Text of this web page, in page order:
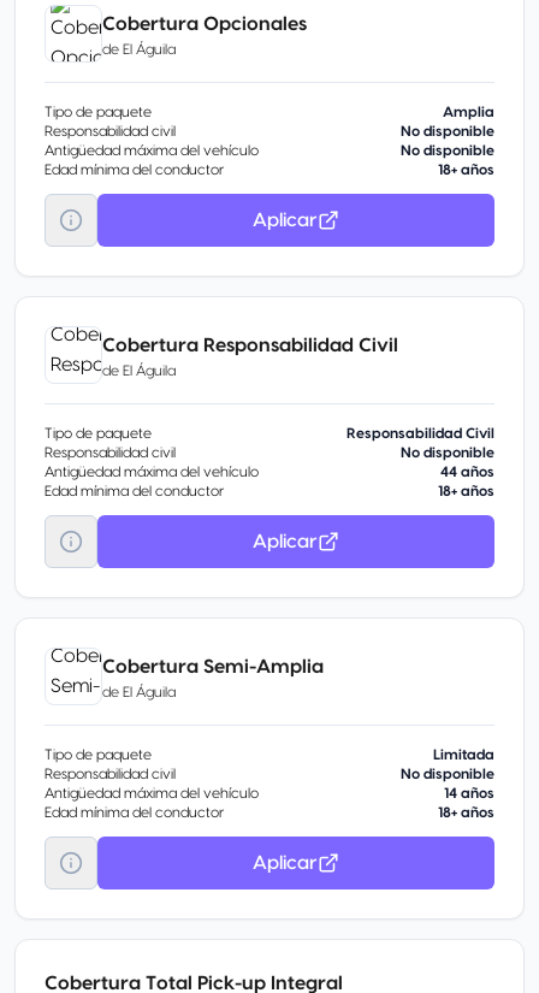
Cobertura Opcionales
de El Águila
Tipo de paquete
Amplia
Responsabilidad civil
No disponible
Antigüedad máxima del vehículo
No disponible
Edad mínima del conductor
18+ años
Aplicar
Cobertura Responsabilidad Civil
de El Águila
Tipo de paquete
Responsabilidad Civil
Responsabilidad civil
No disponible
Antigüedad máxima del vehículo
44 años
Edad mínima del conductor
18+ años
Aplicar
Cobertura Semi-Amplia
de El Águila
Tipo de paquete
Limitada
Responsabilidad civil
No disponible
Antigüedad máxima del vehículo
14 años
Edad mínima del conductor
18+ años
Aplicar
Cobertura Total Pick-up Integral